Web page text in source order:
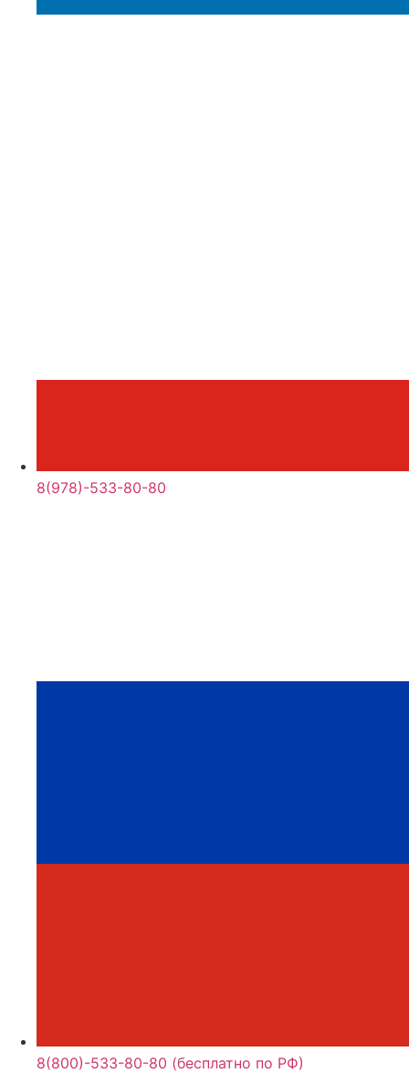
8(978)-533-80-80
8(800)-533-80-80 (бесплатно по РФ)